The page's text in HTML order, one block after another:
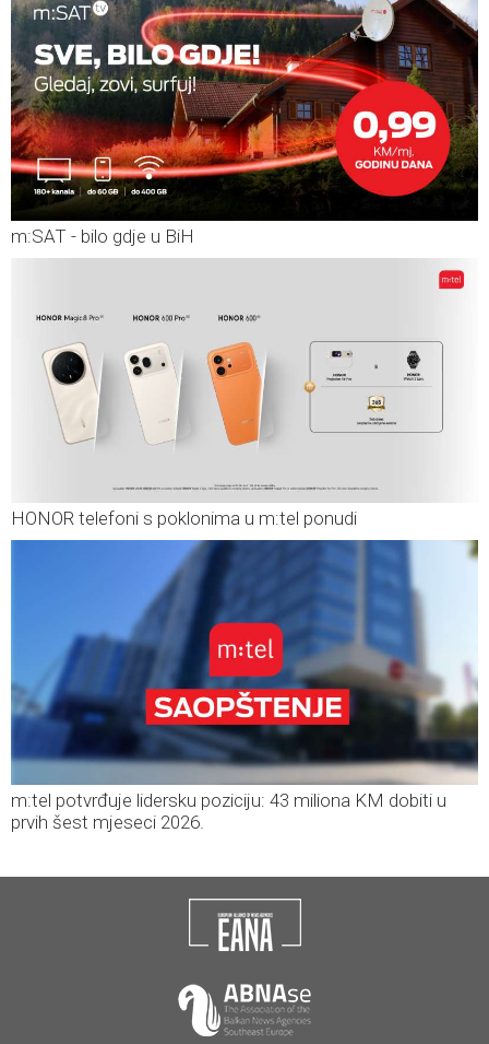
m:SAT - bilo gdje u BiH
HONOR telefoni s poklonima u m:tel ponudi
m:tel potvrđuje lidersku poziciju: 43 miliona KM dobiti u
prvih šest mjeseci 2026.